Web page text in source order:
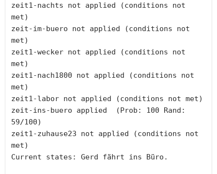
zeit1-nachts not applied (conditions not
met)
zeit-im-buero not applied (conditions not
met)
zeit1-wecker not applied (conditions not
met)
zeit1-nach1800 not applied (conditions not
met)
zeit1-labor not applied (conditions not met)
zeit-ins-buero applied  (Prob: 100 Rand:
59/100)
zeit1-zuhause23 not applied (conditions not
met)
Current states: Gerd fährt ins Büro.